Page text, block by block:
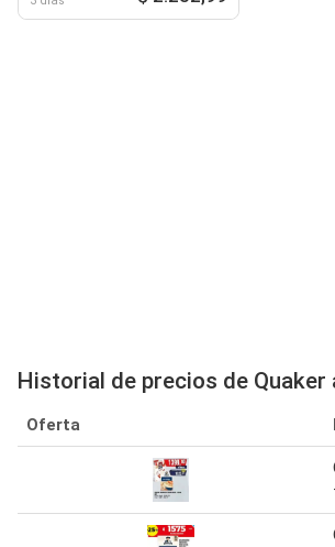
Historial de precios de Quaker
Oferta